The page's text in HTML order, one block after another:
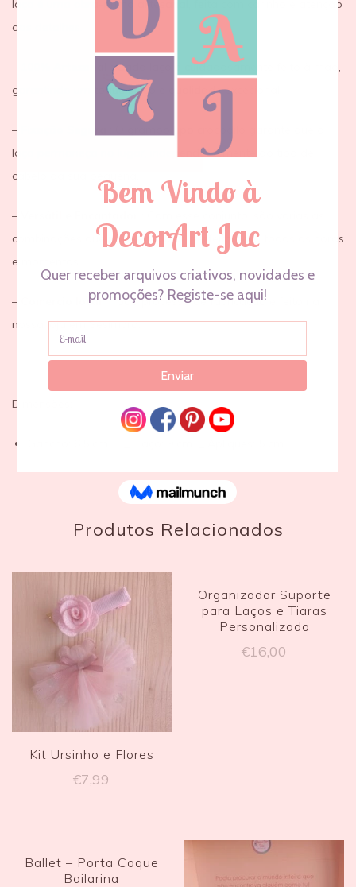
laço é uma obra-prima artesanal, feita com carinho e atenção
aos detalhes.
– 100% Artesanal :Cada laço é cuidadosamente feito à mão,
garantindo um toque único e qualidade excecional.
–
laço permaneça no lugar, independentemente do tipo de
cabelo da sua pequena.
–
combinações que podes realizar, perfeito para todas as horas
e momentos
– Comercio local : Todo processo de fabricação é feito na
nossa loja em Sesimbra.
Dimensões:
Produtos Relacionados
Kit Ursinho e Flores
€7,99
Organizador Suporte
para Laços e Tiaras
Personalizado
€16,00
Ballet – Porta Coque
Bailarina